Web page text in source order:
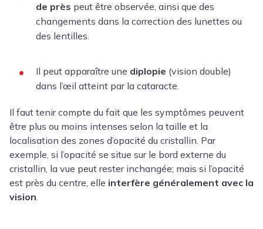
de près peut être observée, ainsi que des
changements dans la correction des lunettes ou
des lentilles.
Il peut apparaître une diplopie (vision double)
dans l’œil atteint par la cataracte.
Il faut tenir compte du fait que les symptômes peuvent
être plus ou moins intenses selon la taille et la
localisation des zones d’opacité du cristallin. Par
exemple, si l’opacité se situe sur le bord externe du
cristallin, la vue peut rester inchangée; mais si l’opacité
est près du centre, elle interfère généralement avec la
vision.